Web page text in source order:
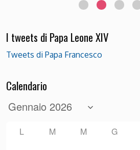
I tweets di Papa Leone XIV
Tweets di Papa Francesco
Calendario
L M M G